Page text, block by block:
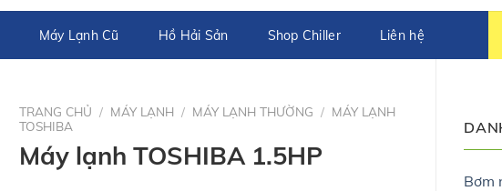
Máy Lạnh Cũ Hồ Hải Sản Shop Chiller Liên hệ
Bơm
TRANG CHỦ / MÁY LẠNH / MÁY LẠNH THƯỜNG / MÁY LẠNH
TOSHIBA
Máy lạnh TOSHIBA 1.5HP